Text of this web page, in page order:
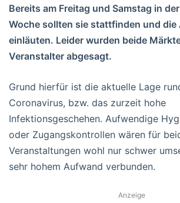
Bereits am Freitag und Samstag in
Woche sollten sie stattfinden und
einläuten. Leider wurden beide
Veranstalter abgesagt.
Grund hierfür ist die aktuelle Lage
Coronavirus, bzw. das zurzeit hohe
Infektionsgeschehen. Aufwendige
oder Zugangskontrollen wären für
Veranstaltungen wohl nur schwer
sehr hohem Aufwand verbunden.
Anzeige